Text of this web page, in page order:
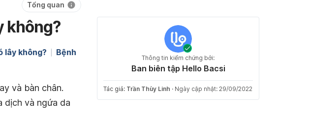
Tổng quan
không?
lây không?
Bệnh
và bàn chân.
dịch và ngứa da
Thông tin kiểm chứng bởi:
Ban biên tập Hello Bacsi
Tác giả: Trần Thùy Linh · Ngày cập nhật: 29/09/2022